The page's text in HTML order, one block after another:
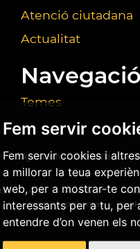
Fem servir
Fem servir cookies i
a millorar la teua
web, per a mostrar-te
interessants per a tu,
entendre d’on venen els
Atenció ciutadana
Actualitat
Temes
Ajuntament de València ©
Avís
legal
Política
privacitat